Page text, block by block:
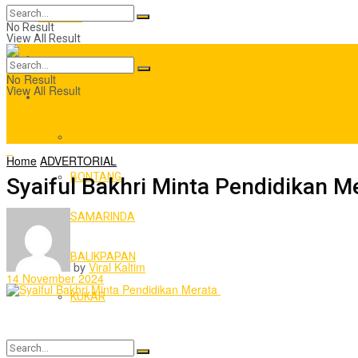
SOSBUD
ADVERTORIAL
KALTIM
BONTANG
SAMARINDA
BALIKPAPAN
KUKAR
No Result
View All Result
No Result
View All Result
Home ADVERTORIAL
Syaiful Bakhri Minta Pendidikan
by Viral Kaltim
14 November 2024